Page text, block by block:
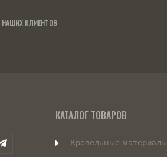
КЛИЕНТОВ
КАТАЛОГ ТОВАРОВ
Кровельные материалы